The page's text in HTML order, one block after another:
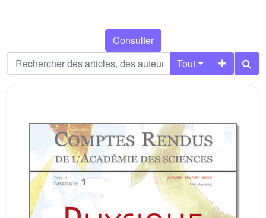
Consulter
Tout